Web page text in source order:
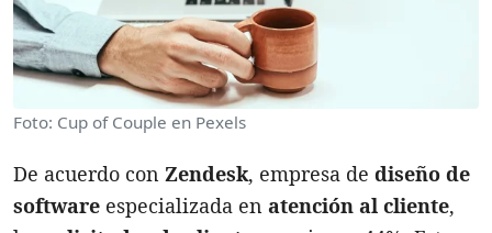
Foto: Cup of Couple en Pexels
De acuerdo con Zendesk, empresa de diseño de
software especializada en atención al cliente,